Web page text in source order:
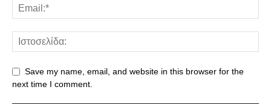
Save my name, email, and website in this browser for the
next time I comment.